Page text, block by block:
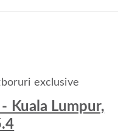
exclusive
Kuala Lumpur,